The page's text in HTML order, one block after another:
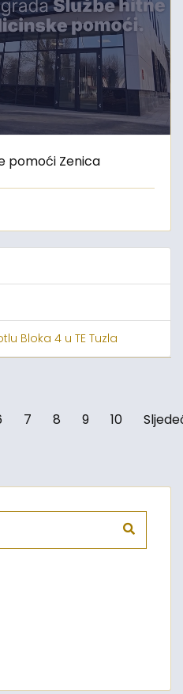
pomoći Zenica
Bloka 4 u TE Tuzla
7 8 9 10